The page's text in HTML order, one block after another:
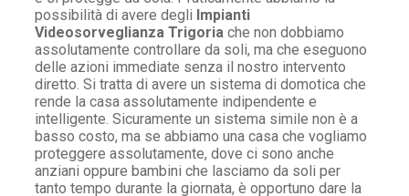
possibilità di avere degli Impianti
Videosorveglianza Trigoria che non dobbiamo
assolutamente controllare da soli, ma che eseguono
delle azioni immediate senza il nostro intervento
diretto. Si tratta di avere un sistema di domotica che
rende la casa assolutamente indipendente e
intelligente. Sicuramente un sistema simile non è a
basso costo, ma se abbiamo una casa che vogliamo
proteggere assolutamente, dove ci sono anche
anziani oppure bambini che lasciamo da soli per
tanto tempo durante la giornata, è opportuno dare la